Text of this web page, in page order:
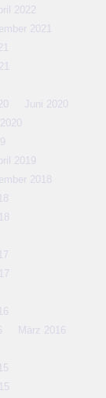
2022
2021
Juni 2020
2019
2018
März 2016